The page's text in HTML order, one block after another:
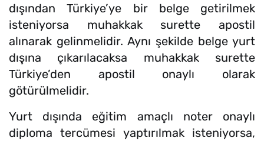
dışından Türkiye’ye bir belge getirilmek
isteniyorsa muhakkak surette apostil
alınarak gelinmelidir. Aynı şekilde belge yurt
dışına çıkarılacaksa muhakkak surette
Türkiye’den apostil onaylı olarak
götürülmelidir.
Yurt dışında eğitim amaçlı noter onaylı
diploma tercümesi yaptırılmak isteniyorsa,